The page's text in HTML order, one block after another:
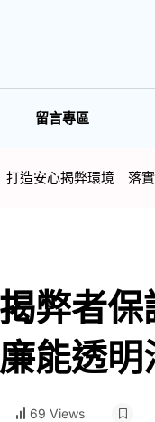
留言專區
造安心揭弊環境 落
弊者
能透明
69 Views